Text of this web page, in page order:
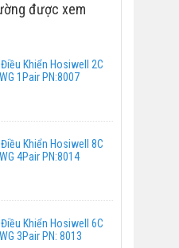
được xem
Khiển Hosiwell 2C
1Pair PN:8007
Khiển Hosiwell 8C
4Pair PN:8014
Khiển Hosiwell 6C
3Pair PN: 8013